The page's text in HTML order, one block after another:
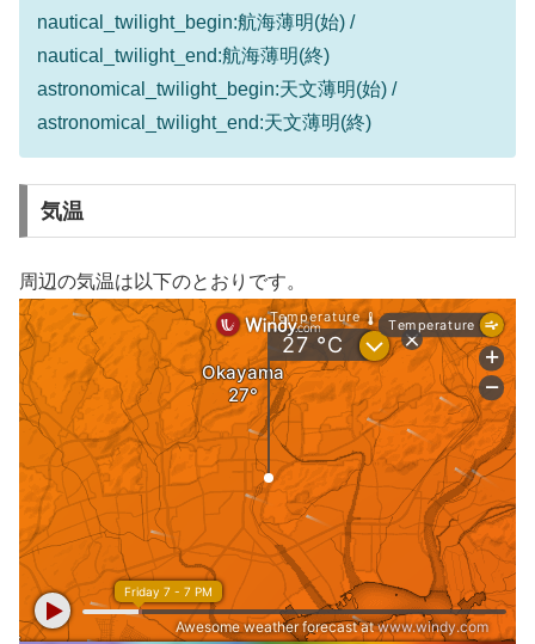
nautical_twilight_begin:航海薄明(始) /
nautical_twilight_end:航海薄明(終)
astronomical_twilight_begin:天文薄明(始) /
astronomical_twilight_end:天文薄明(終)
気温
周辺の気温は以下のとおりです。